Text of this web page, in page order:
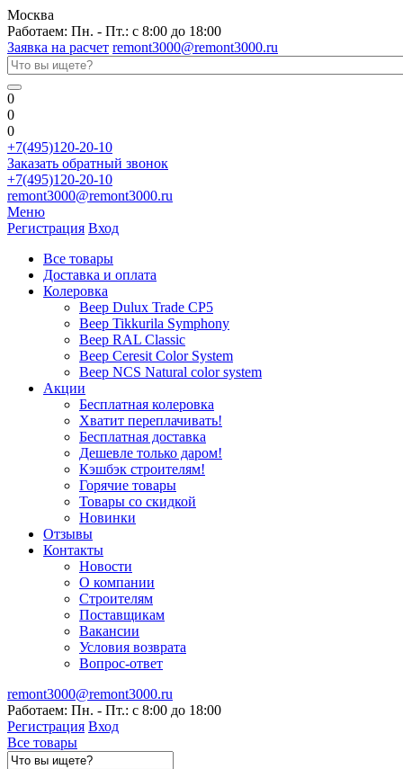
Москва
Работаем: Пн. - Пт.: с 8:00 до 18:00
Заявка на расчет remont3000@remont3000.ru
0
0
0
+7(495)120-20-10
Заказать обратный звонок
+7(495)120-20-10
remont3000@remont3000.ru
Меню
Регистрация Вход
Все товары
Доставка и оплата
Колеровка
Веер Dulux Trade CP5
Веер Tikkurila Symphony
Веер RAL Classic
Веер Ceresit Color System
Веер NCS Natural color system
Акции
Бесплатная колеровка
Хватит переплачивать!
Бесплатная доставка
Дешевле только даром!
Кэшбэк строителям!
Горячие товары
Товары со скидкой
Новинки
Отзывы
Контакты
Новости
О компании
Строителям
Поставщикам
Вакансии
Условия возврата
Вопрос-ответ
remont3000@remont3000.ru
Работаем: Пн. - Пт.: с 8:00 до 18:00
Регистрация Вход
Все товары